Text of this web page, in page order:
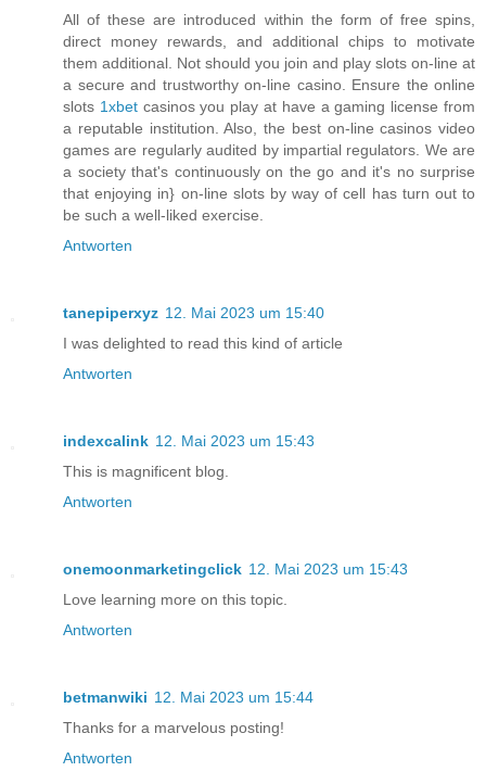
All of these are introduced within the form of free spins,
direct money rewards, and additional chips to motivate
them additional. Not should you join and play slots on-line at
a secure and trustworthy on-line casino. Ensure the online
slots 1xbetcasinos you play at have a gaming license from
a reputable institution. Also, the best on-line casinos video
games are regularly audited by impartial regulators. We are
a society that's continuously on the go and it's no surprise
that enjoying in} on-line slots by way of cell has turn out to
be such a well-liked exercise.
Antworten
tanepiperxyz 12. Mai 2023 um 15:40
I was delighted to read this kind of article
Antworten
indexcalink 12. Mai 2023 um 15:43
This is magnificent blog.
Antworten
onemoonmarketingclick 12. Mai 2023 um 15:43
Love learning more on this topic.
Antworten
betmanwiki 12. Mai 2023 um 15:44
Thanks for a marvelous posting!
Antworten